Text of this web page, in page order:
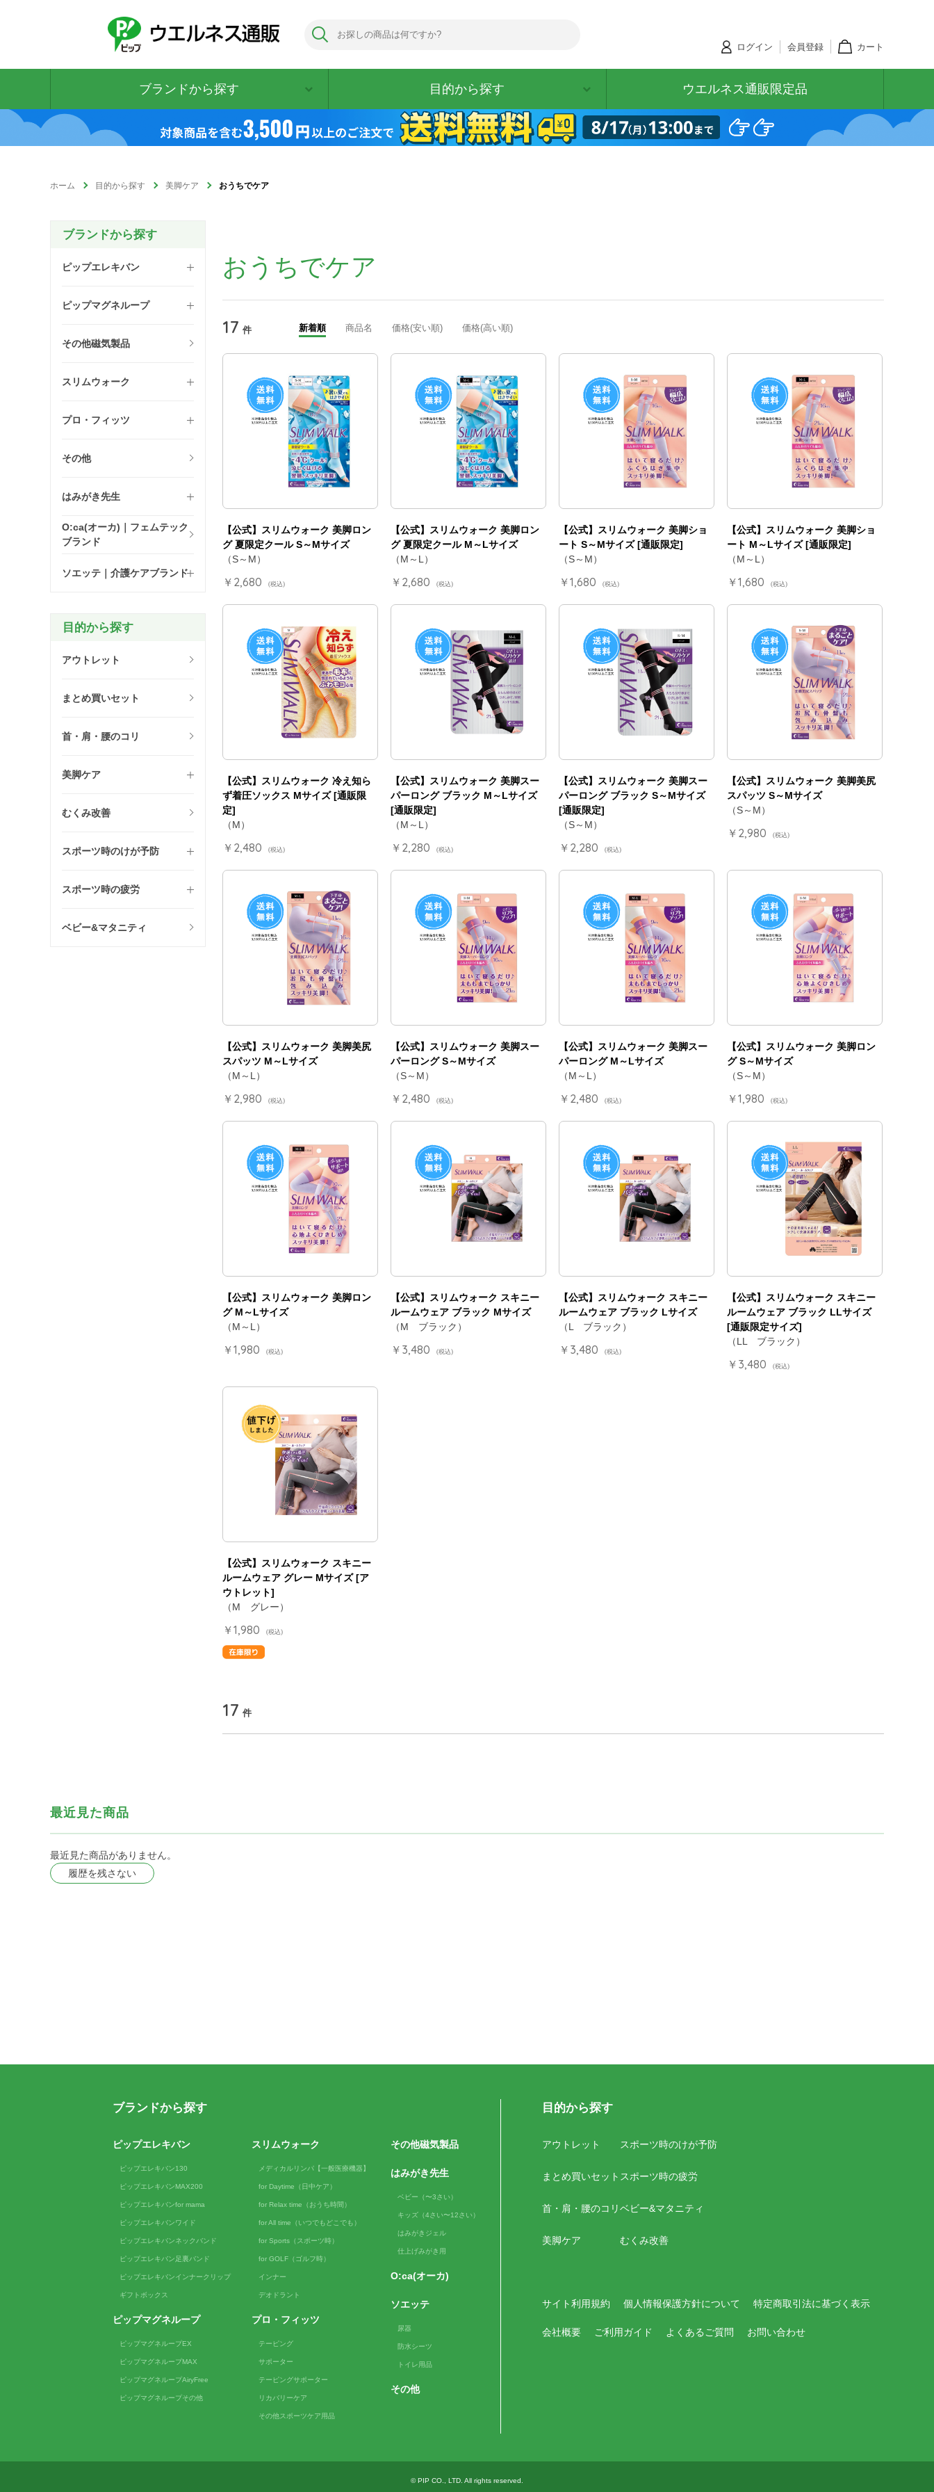
ログイン 会員登録 カート
ブランドから探す 目的から探す ウエルネス通販限定品
ホーム 目的から探す 美脚ケア おうちでケア
ブランドから探す
ピップエレキバン
ピップマグネループ
その他磁気製品
スリムウォーク
プロ・フィッツ
その他
はみがき先生
O:ca(オーカ)｜フェムテック
ブランド
ソエッテ｜介護ケアブランド
目的から探す
アウトレット
まとめ買いセット
首・肩・腰のコリ
美脚ケア
むくみ改善
スポーツ時のけが予防
スポーツ時の疲労
ベビー&マタニティ
おうちでケア
新着順 商品名 価格(安い順) 価格(高い順)
17 件
【公式】スリムウォーク 美脚ロン
グ 夏限定クール S～Mサイズ
（S～M）
￥2,680 (税込)
【公式】スリムウォーク 美脚ロン
グ 夏限定クール M～Lサイズ
（M～L）
￥2,680 (税込)
【公式】スリムウォーク 美脚ショ
ート S～Mサイズ [通販限定]
（S～M）
￥1,680 (税込)
【公式】スリムウォーク 美脚ショ
ート M～Lサイズ [通販限定]
（M～L）
￥1,680 (税込)
【公式】スリムウォーク 冷え知ら
ず着圧ソックス Mサイズ [通販限
定]
（M）
￥2,480 (税込)
【公式】スリムウォーク 美脚スー
パーロング ブラック M～Lサイズ
[通販限定]
（M～L）
￥2,280 (税込)
【公式】スリムウォーク 美脚スー
パーロング ブラック S～Mサイズ
[通販限定]
（S～M）
￥2,280 (税込)
【公式】スリムウォーク 美脚美尻
スパッツ S～Mサイズ
（S～M）
￥2,980 (税込)
【公式】スリムウォーク 美脚美尻
スパッツ M～Lサイズ
（M～L）
￥2,980 (税込)
【公式】スリムウォーク 美脚スー
パーロング S～Mサイズ
（S～M）
￥2,480 (税込)
【公式】スリムウォーク 美脚スー
パーロング M～Lサイズ
（M～L）
￥2,480 (税込)
【公式】スリムウォーク 美脚ロン
グ S～Mサイズ
（S～M）
￥1,980 (税込)
【公式】スリムウォーク 美脚ロン
グ M～Lサイズ
（M～L）
￥1,980 (税込)
【公式】スリムウォーク スキニー
ルームウェア ブラック Mサイズ
（M ブラック）
￥3,480 (税込)
【公式】スリムウォーク スキニー
ルームウェア ブラック Lサイズ
（L ブラック）
￥3,480 (税込)
【公式】スリムウォーク スキニー
ルームウェア ブラック LLサイズ
[通販限定サイズ]
（LL ブラック）
￥3,480 (税込)
【公式】スリムウォーク スキニー
ルームウェア グレー Mサイズ [ア
ウトレット]
（M グレー）
￥1,980 (税込)
17 件
最近見た商品
最近見た商品がありません。
履歴を残さない
ブランドから探す
ピップエレキバン
ピップエレキバン130
ピップエレキバンMAX200
ピップエレキバンfor mama
ピップエレキバンワイド
ピップエレキバンネックバンド
ピップエレキバン足裏バンド
ピップエレキバンインナークリップ
ギフトボックス
ピップマグネループ
ピップマグネループEX
ピップマグネループMAX
ピップマグネループAiryFree
ピップマグネループその他
スリムウォーク
メディカルリンパ【一般医療機器】
for Daytime（日中ケア）
for Relax time（おうち時間）
for All time（いつでもどこでも）
for Sports（スポーツ時）
for GOLF（ゴルフ時）
インナー
デオドラント
プロ・フィッツ
テーピング
サポーター
テーピングサポーター
リカバリーケア
その他スポーツケア用品
その他磁気製品
はみがき先生
ベビー（〜3さい）
キッズ（4さい〜12さい）
はみがきジェル
仕上げみがき用
O:ca(オーカ)
ソエッテ
尿器
防水シーツ
トイレ用品
その他
目的から探す
アウトレット
まとめ買いセット
首・肩・腰のコリ
美脚ケア
スポーツ時のけが予防
スポーツ時の疲労
ベビー&マタニティ
むくみ改善
サイト利用規約 個人情報保護方針について 特定商取引法に基づく表示
会社概要 ご利用ガイド よくあるご質問 お問い合わせ
© PIP CO., LTD. All rights reserved.